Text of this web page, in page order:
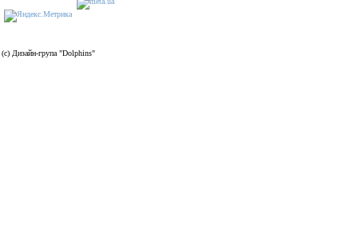
(c) Дизайн-група "Dolphins"